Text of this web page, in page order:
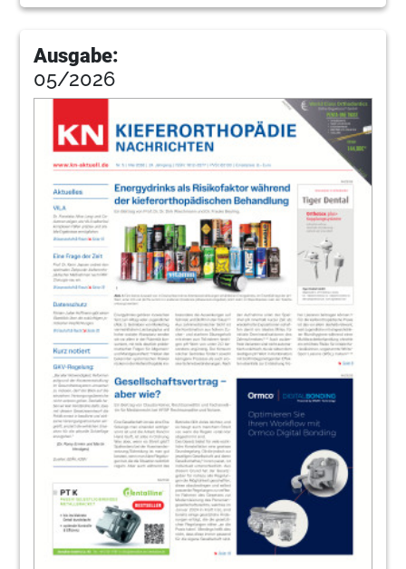
Ausgabe:
05/2026